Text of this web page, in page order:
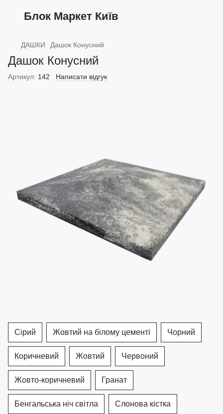
Блок Маркет Київ
ДАШКИ Дашок Конусний
Дашок Конусний
Артикул: 142 Написати відгук
Сірий Жовтий на білому цементі Чорний
Коричневий Жовтий Червоний
Жовто-коричневий Гранат
Бенгальська ніч світла Слонова кістка